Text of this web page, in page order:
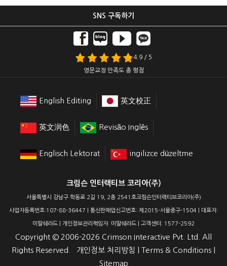
SNS 구독하기
4.9 / 5
영문교정 만족도 총 평점
English Editing 英文校正
英文润色 Revisão Inglês
Englisch Lektorat ingilizce düzeltme
크림슨 인터랙티브 코리아(주)
서울특별시 강남구 학동로 2길 19, 2층 2541호크림슨인터랙티브코리아(주)
사업자등록번호:107-88-36447 | 통신판매업신고번호: 제2015-서울중구-1504 | 대표자:
미딸쉐라드 | 개인정보관리책임자: 미딸쉐라드 | 고객센터: 1577-2592
Copyright © 2006-2026 Crimson Interactive Pvt. Ltd. All
Rights Reserved. 개인정보 처리방침 Terms & Conditions
Sitemap